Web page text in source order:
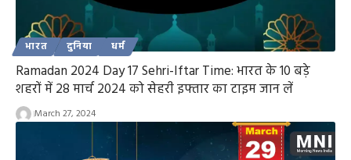
भारत दुनिया धर्म
Ramadan 2024 Day 17 Sehri-Iftar Time: भारत के 10 बड़े
शहरों में 28 मार्च 2024 को सेहरी इफ्तार का टाइम जान लें
March 27, 2024